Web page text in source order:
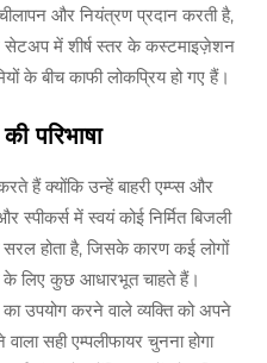
और नियंत्रण प्रदान करती है,
में शीर्ष स्तर के कस्टमाइज़ेशन
के बीच काफी लोकप्रिय हो गए हैं।
परिभाषा
हैं क्योंकि उन्हें बाहरी एम्प्स और
में स्वयं कोई निर्मित बिजली
होता है, जिसके कारण कई लोगों
लिए कुछ आधारभूत चाहते हैं।
उपयोग करने वाले व्यक्ति को अपने
सही एम्पलीफायर चुनना होगा